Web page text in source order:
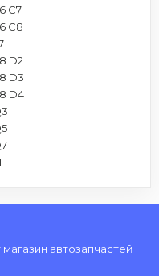
C7
C8
D2
D3
D4
автозапчастей